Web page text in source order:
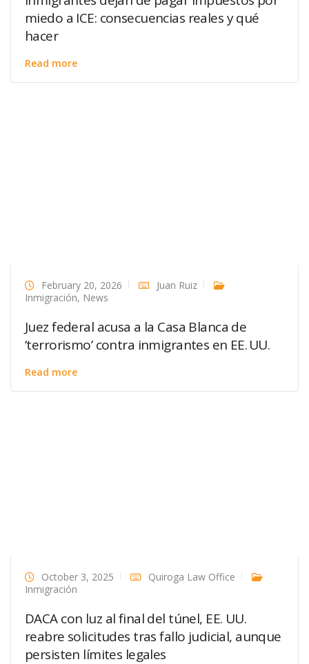
miedo a ICE: consecuencias reales y qué
hacer
Read more
February 20, 2026
Juan Ruiz
Inmigración, News
Juez federal acusa a la Casa Blanca de
‘terrorismo’ contra inmigrantes en EE. UU.
Read more
October 3, 2025
Quiroga Law Office
Inmigración
DACA con luz al final del túnel, EE. UU.
reabre solicitudes tras fallo judicial, aunque
persisten límites legales